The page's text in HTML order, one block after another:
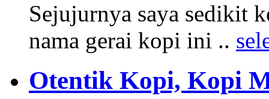
Sejujurnya saya sedikit
nama gerai kopi ini ..
Otentik Kopi, Kopi